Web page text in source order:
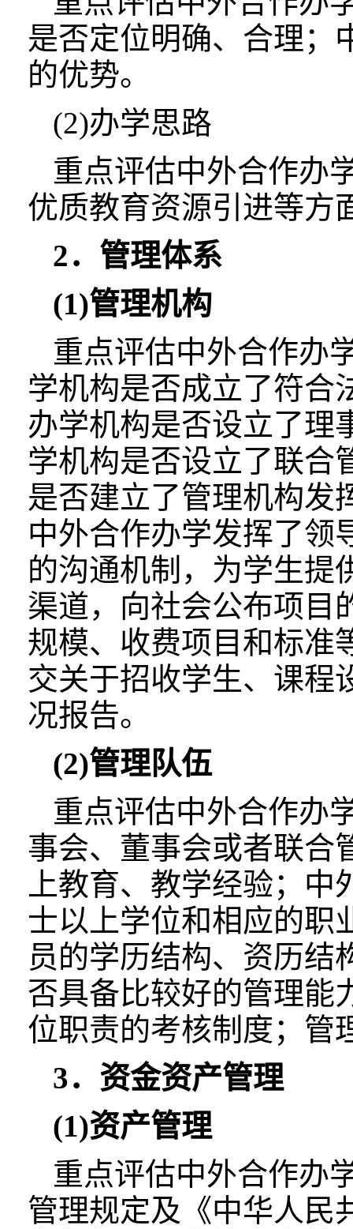
是否定位明确、合理；
的优势。
(2)办学思路
重点评估中外合作办
优质教育资源引进等方
2．管理体系
(1)管理机构
重点评估中外合作办
学机构是否成立了符合
办学机构是否设立了理
学机构是否设立了联合
是否建立了管理机构发
中外合作办学发挥了领
的沟通机制，为学生提
渠道，向社会公布项目
规模、收费项目和标准
交关于招收学生、课程
况报告。
(2)管理队伍
重点评估中外合作办
事会、董事会或者联合
上教育、教学经验；
士以上学位和相应的职
员的学历结构、资历结
否具备比较好的管理能
位职责的考核制度；管
3．资金资产管理
(1)资产管理
重点评估中外合作办
管理规定及《中华人民